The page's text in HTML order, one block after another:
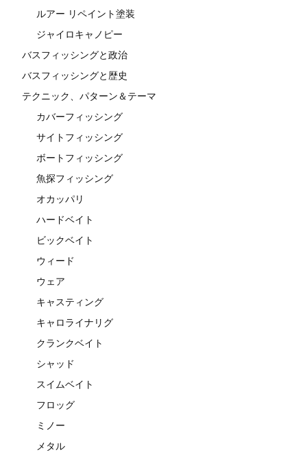
ルアー リペイント塗装
ジャイロキャノピー
バスフィッシングと政治
バスフィッシングと歴史
テクニック、パターン＆テーマ
カバーフィッシング
サイトフィッシング
ボートフィッシング
魚探フィッシング
オカッパリ
ハードベイト
ビックベイト
ウィード
ウェア
キャスティング
キャロライナリグ
クランクベイト
シャッド
スイムベイト
フロッグ
ミノー
メタル